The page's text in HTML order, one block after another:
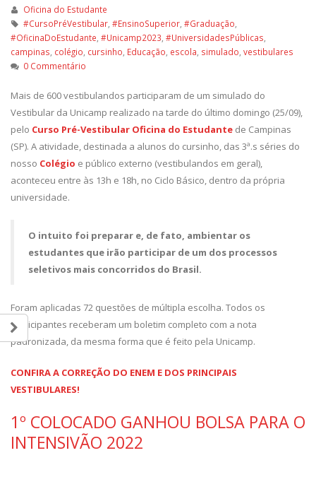
Oficina do Estudante
#CursoPréVestibular, #EnsinoSuperior, #Graduação
#OficinaDoEstudante #Unicamp2023 #UniversidadesPúblicas
campinas colégio cursinho Educação escola simulado vestibulares
0 Commentário
Mais de 600 vestibulandos participaram de um simulado do
Vestibular da Unicamp realizado na tarde do último domingo (25/09),
pelo Curso Pré-Vestibular Oficina do Estudante de Campinas
(SP). A atividade, destinada a alunos do cursinho, das 3ª.s séries do
nosso Colégio e público externo (vestibulandos em geral),
aconteceu entre às 13h e 18h, no Ciclo Básico, dentro da própria
universidade.
O intuito foi preparar e, de fato, ambientar os
estudantes que irão participar de um dos processos
seletivos mais concorridos do Brasil.
Foram aplicadas 72 questões de múltipla escolha. Todos os
participantes receberam um boletim completo com a nota
padronizada, da mesma forma que é feito pela Unicamp.
CONFIRA A CORREÇÃO DO ENEM E DOS PRINCIPAIS
VESTIBULARES!
1º COLOCADO GANHOU BOLSA PARA O
INTENSIVÃO 2022